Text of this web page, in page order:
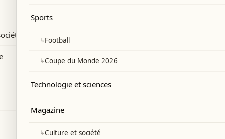
fierté.
Sports
↳Football
↳Coupe du Monde 2026
Technologie et sciences
Magazine
↳Culture et société